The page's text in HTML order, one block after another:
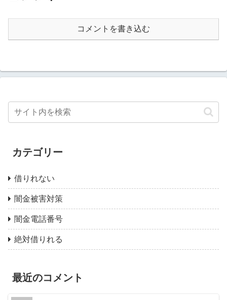
コメントを書き込む
カテゴリー
借りれない
闇金被害対策
闇金電話番号
絶対借りれる
最近のコメント